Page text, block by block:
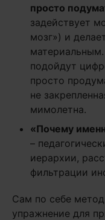
просто
задействует
мозг») и
подойдут
просто
не
мимолетна.
«Почему
–
иерархии,
фильтрации
Сам по себе
упражнение для